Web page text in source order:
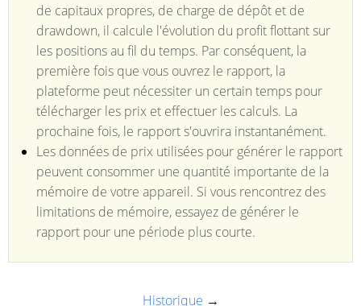
de capitaux propres, de charge de dépôt et de
drawdown, il calcule l'évolution du profit flottant sur
les positions au fil du temps. Par conséquent, la
première fois que vous ouvrez le rapport, la
plateforme peut nécessiter un certain temps pour
télécharger les prix et effectuer les calculs. La
prochaine fois, le rapport s'ouvrira instantanément.
Les données de prix utilisées pour générer le rapport
peuvent consommer une quantité importante de la
mémoire de votre appareil. Si vous rencontrez des
limitations de mémoire, essayez de générer le
rapport pour une période plus courte.
Historique →